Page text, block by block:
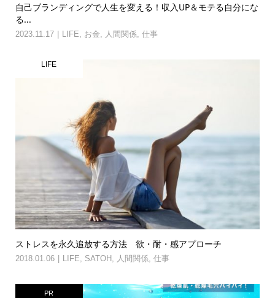
自己ブランディングで人生を変える！収入UP＆モテる自分にな
る...
2023.11.17 LIFE, お金, 人間関係, 仕事
LIFE
ストレスを永久追放する方法 欲・耐・感アプローチ
2018.01.06 LIFE, SATOH , 人間関係, 仕事
PR